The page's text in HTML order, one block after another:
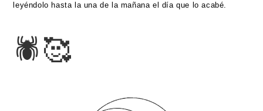
leyéndolo hasta la una de la mañana el día que lo acabé.
🕷🥰